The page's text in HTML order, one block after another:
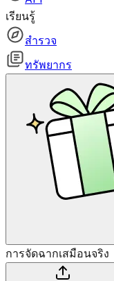
เรียนรู้
สำรวจ
ทรัพยากร
การจัดฉากเสมือนจริง